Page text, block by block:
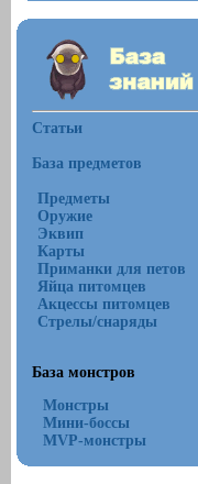
Статьи
База предметов
Предметы
Оружие
Эквип
Карты
Приманки для петов
Яйца питомцев
Акцессы питомцев
Стрелы/снаряды
База монстров
Монстры
Мини-боссы
MVP-монстры